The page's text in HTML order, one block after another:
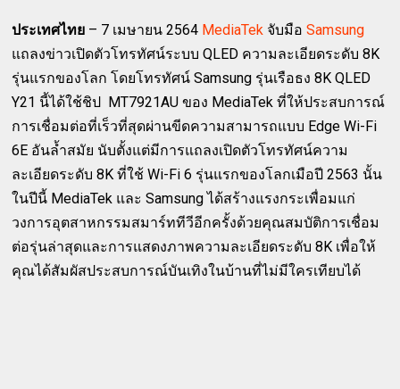
ประเทศไทย – 7 เมษายน 2564 MediaTek จับมือSamsung
แถลงข่าวเปิดตัวโทรทัศน์ระบบ QLED ความละเอียดระดับ 8K
รุ่นแรกของโลก โดยโทรทัศน์ Samsung รุ่นเรือธง 8K QLED
Y21 นี้ได้ใช้ชิป MT7921AU ของ MediaTek ที่ให้ประสบการณ์
การเชื่อมต่อที่เร็วที่สุดผ่านขีดความสามารถแบบ Edge Wi-Fi
6E อันล้ำสมัย นับตั้งแต่มีการแถลงเปิดตัวโทรทัศน์ความ
ละเอียดระดับ 8K ที่ใช้ Wi-Fi 6 รุ่นแรกของโลกเมือปี 2563 นั้น
ในปีนี้ MediaTek และ Samsung ได้สร้างแรงกระเพื่อมแก่
วงการอุตสาหกรรมสมาร์ททีวีอีกครั้งด้วยคุณสมบัติการเชื่อม
ต่อรุ่นล่าสุดและการแสดงภาพความละเอียดระดับ 8K เพื่อให้
คุณได้สัมผัสประสบการณ์บันเทิงในบ้านที่ไม่มีใครเทียบได้